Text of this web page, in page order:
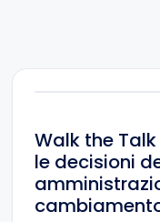
Walk the
le decisioni